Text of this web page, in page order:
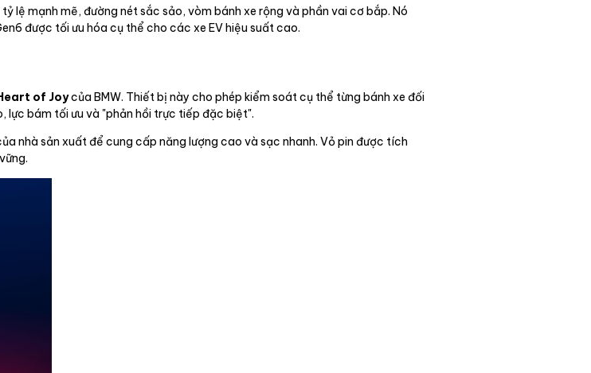
lệ mạnh mẽ, đường nét sắc sảo, vòm bánh xe rộng và phần vai cơ bắp. Nó
được tối ưu hóa cụ thể cho các xe EV hiệu suất cao.
of Joycủa BMW. Thiết bị này cho phép kiểm soát cụ thể từng bánh xe đối
lực bám tối ưu và "phản hồi trực tiếp đặc biệt".
nhà sản xuất để cung cấp năng lượng cao và sạc nhanh. Vỏ pin được tích